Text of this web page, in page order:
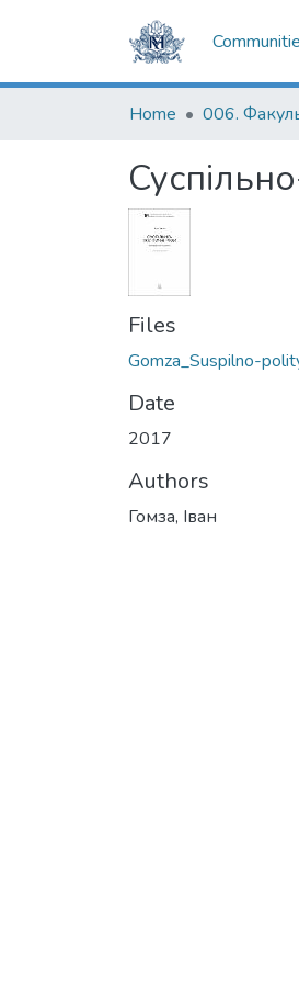
Home
Files
Gomza_Suspilno-
Date
2017
Authors
Гомза, Іван